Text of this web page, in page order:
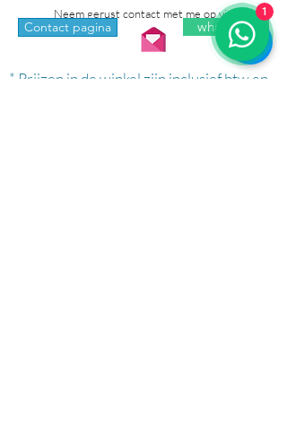
Neem gerust contact met me op via:
Contact pagina whatsapp
* Prijzen in de winkel zijn inclusief btw en
1